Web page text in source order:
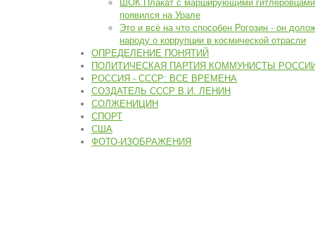
ШОК.Плакат с марширующими гитлеровцами
появился на Урале
Это и всё на что способен Рогозин - он
народу о коррупции в космической отрасли
ОПРЕДЕЛЕНИЕ ПОНЯТИЙ
ПОЛИТИЧЕСКАЯ ПАРТИЯ КОММУНИСТЫ
РОССИЯ - СССР: ВСЕ ВРЕМЕНА
СОЗДАТЕЛЬ СССР В.И. ЛЕНИН
СОЛЖЕНИЦИН
СПОРТ
США
ФОТО-ИЗОБРАЖЕНИЯ